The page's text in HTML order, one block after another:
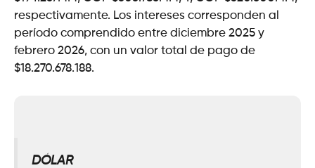
respectivamente. Los intereses corresponden al
período comprendido entre diciembre 2025 y
febrero 2026, con un valor total de pago de
$18.270.678.188.
DÓLAR